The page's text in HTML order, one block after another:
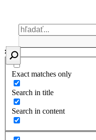
Exact matches only
Search in title
Search in content